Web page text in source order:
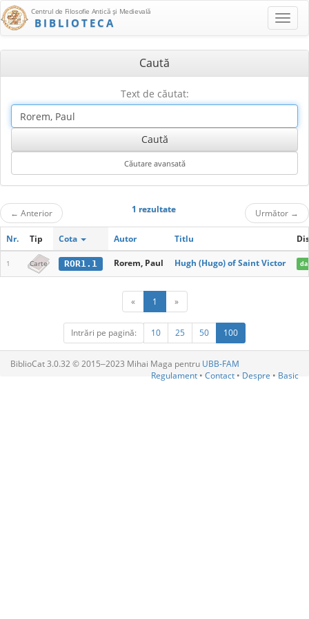
Centrul de Filosofie Antică şi Medievală
BIBLIOTECA
Caută
Text de căutat:
← Anterior 1 rezultate Următor →
Nr. Tip Cota Autor Titlu
1 Carte ROR1.1 Rorem, Paul Hugh (Hugo) of Saint Victor da
« 1 »
Intrări pe pagină: 10 25 50 100
BiblioCat 3.0.32 © 2015‒2023 Mihai Maga pentru UBB-FAM
Regulament • Contact • Despre • Basic